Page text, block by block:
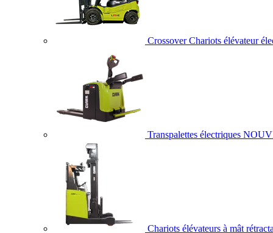
Crossover Chariots élévateur
Transpalettes électriques
Chariots élévateurs à mât